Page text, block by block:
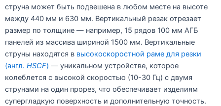
струна может быть подвешена в любом месте на высоте
между 440 мм и 630 мм. Вертикальный резак отрезает
размер по толщине — например, 15 рядов 100 мм АГБ
панелей из массива шириной 1500 мм. Вертикальные
струны находятся в высокоскоростной раме для резки
(англ. HSCF) — уникальном устройстве, которое
колеблется с высокой скоростью (10-30 Гц) с двумя
струнами на один прорез, что обеспечивает изделиям
супергладкую поверхность и дополнительную точность.